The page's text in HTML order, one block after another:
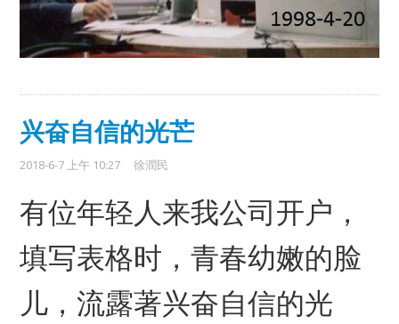
兴奋自信的光芒
2018-6-7 上午 10:27 徐潤民
有位年轻人来我公司开户，
填写表格时，青春幼嫩的脸
儿，流露著兴奋自信的光